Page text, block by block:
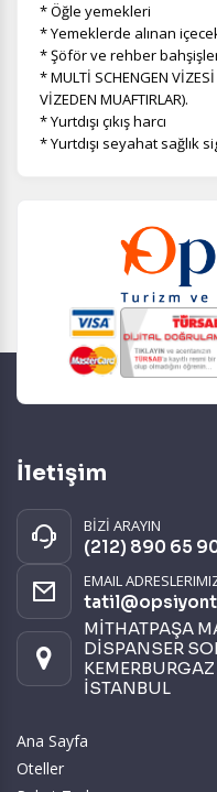
* Öğle yemekleri
* Yemeklerde alınan
* Şöför ve rehber
* MULTİ SCHENGEN VİZESİ
VİZEDEN MUAFTIRLAR).
* Yurtdışı çıkış harcı
* Yurtdışı seyahat sağlık
İletişim
BİZİ ARAYIN
(212) 890 65
EMAIL
MİTHATPAŞA
DİSPANSER
İSTANBUL
Ana Sayfa
Oteller